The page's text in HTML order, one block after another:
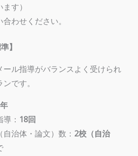
す）
わせください。
】
ール指導がバランスよく受けられ
です。
： 18回
治体・論文）数： 2校（自治